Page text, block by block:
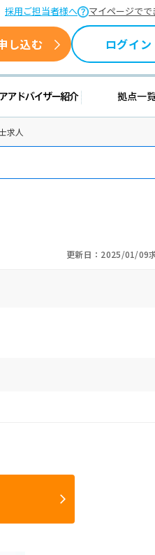
採用ご担当者様へ マイページでで
し込む ログイン
報 キャリアアドバイザー紹
求人
更新日：2025/01/09